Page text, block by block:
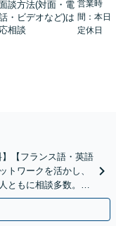
談方法(対面・電
・ビデオなど)は
応相談
営業時
間：本日
定休日
】【フランス語・英語
トワークを活かし、
ともに相談多数。細
談可】